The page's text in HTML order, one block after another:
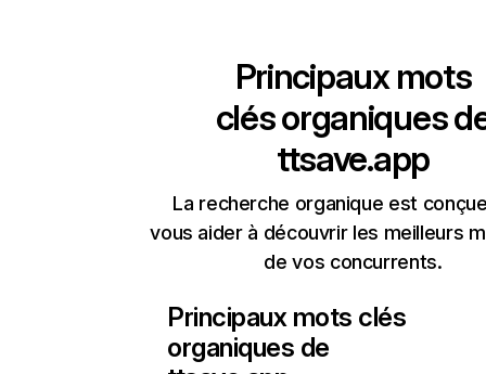
Principaux mots
clés organiques
ttsave.app
La recherche organique est
vous aider à découvrir les meilleurs
de vos concurrents.
Principaux mots clés
organiques de